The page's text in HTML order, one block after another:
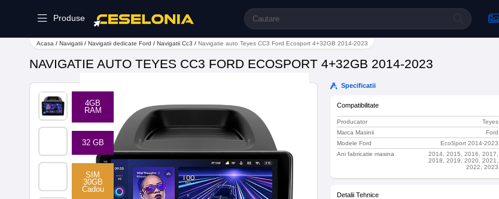
Produse
Acasa / Navigatii/ Navigatii dedicate Ford / Navigatii Cc3 / Navigatie auto Teyes CC3 Ford Ecosport 4+32GB 2014-2023
NAVIGATIE AUTO TEYES CC3 FORD ECOSPORT 4+32GB 2014-2023
4GB
RAM
32 GB
SIM
30GB
Cadou
Specificatii
Compatibilitate
Producator
Teyes
Marca Masinii
Ford
Modele Ford
EcoSport 2014-2023
Ani fabricatie masina
2014, 2015, 2016, 2017,
2018, 2019, 2020, 2021,
2022, 2023
Detalii Tehnice